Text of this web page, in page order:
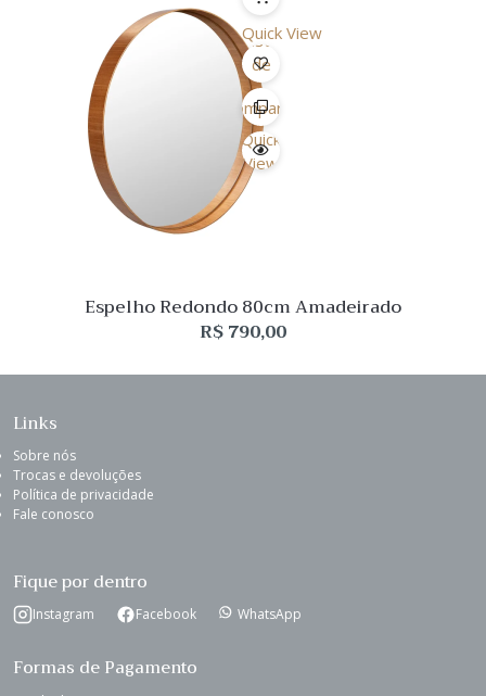
Quick View
Lista
de
Desejo
Comparar
Quick
View
Espelho Redondo 80cm Amadeirado
R$790,00
Links
Sobre nós
Trocas e devoluções
Política de privacidade
Fale conosco
Fique por dentro
Instagram Facebook WhatsApp
Formas de Pagamento